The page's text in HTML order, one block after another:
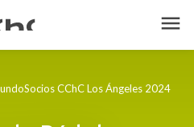
CChC Los Ángeles 2024